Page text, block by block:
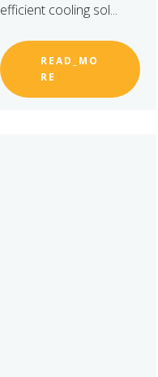
efficient cooling sol...
READ_MO
RE